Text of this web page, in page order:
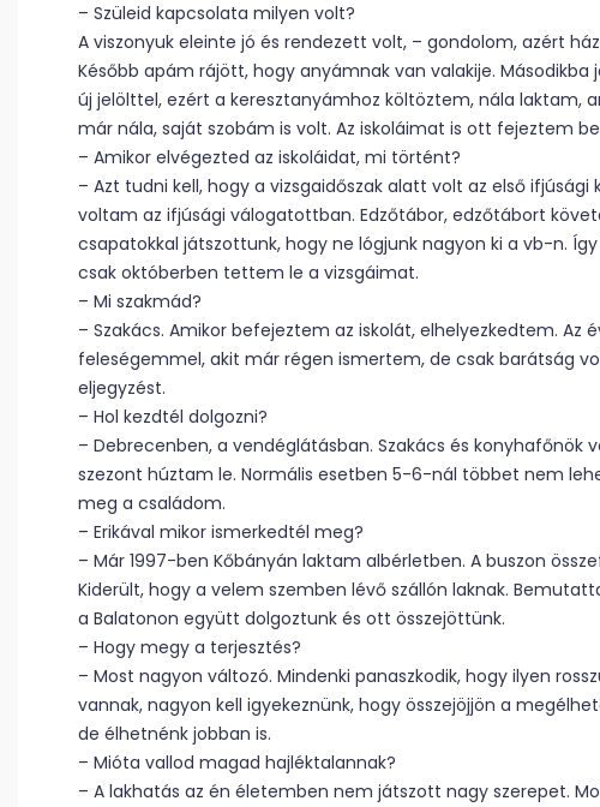
– Szüleid kapcsolata milyen volt?
A viszonyuk eleinte jó és rendezett volt, – gondolom, azért
Később apám rájött, hogy anyámnak van valakije.
új jelölttel, ezért a keresztanyámhoz költöztem, nála laktam,
már nála, saját szobám is volt. Az iskoláimat is ott fejeztem
– Amikor elvégezted az iskoláidat, mi történt?
– Azt tudni kell, hogy a vizsgaidőszak alatt volt az első ifjúsági
voltam az ifjúsági válogatottban. Edzőtábor, edzőtábort
csapatokkal játszottunk, hogy ne lógjunk nagyon ki a vb-n.
csak októberben tettem le a vizsgáimat.
– Mi szakmád?
– Szakács. Amikor befejeztem az iskolát, elhelyezkedtem.
feleségemmel, akit már régen ismertem, de csak barátság
eljegyzést.
– Hol kezdtél dolgozni?
– Debrecenben, a vendéglátásban. Szakács és konyhafőnök
szezont húztam le. Normális esetben 5-6-nál többet nem
meg a családom.
– Erikával mikor ismerkedtél meg?
– Már 1997-ben Kőbányán laktam albérletben. A buszon
Kiderült, hogy a velem szemben lévő szállón laknak.
a Balatonon együtt dolgoztunk és ott összejöttünk.
– Hogy megy a terjesztés?
– Most nagyon változó. Mindenki panaszkodik, hogy ilyen
vannak, nagyon kell igyekeznünk, hogy összejöjjön a
de élhetnénk jobban is.
– Mióta vallod magad hajléktalannak?
– A lakhatás az én életemben nem játszott nagy szerepet.